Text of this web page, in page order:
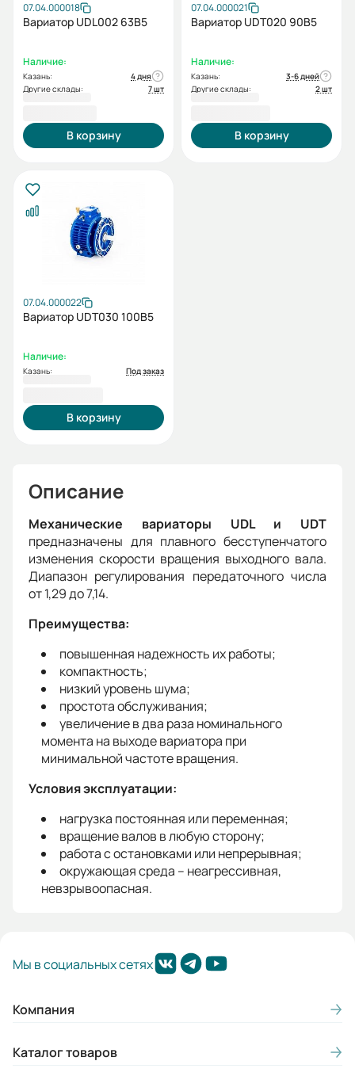
07.04.000018
Вариатор UDL002 63B5
Наличие:
Казань:
4 дня
Другие склады:
7 шт
В корзину
07.04.000021
Вариатор UDT020 90B5
Наличие:
Казань:
3-6 дней
Другие склады:
2 шт
В корзину
07.04.000022
Вариатор UDT030 100B5
Наличие:
Казань: Под заказ
В корзину
Описание
Механические вариаторы UDL и UDT
предназначены для плавного бесступенчатого
изменения скорости вращения выходного вала.
Диапазон регулирования передаточного числа
от 1,29 до 7,14.
Преимущества:
повышенная надежность их работы;
компактность;
низкий уровень шума;
простота обслуживания;
увеличение в два раза номинального
момента на выходе вариатора при
минимальной частоте вращения.
Условия эксплуатации:
нагрузка постоянная или переменная;
вращение валов в любую сторону;
работа с остановками или непрерывная;
окружающая среда – неагрессивная,
невзрывоопасная.
Мы в социальных сетях
Компания
Каталог товаров